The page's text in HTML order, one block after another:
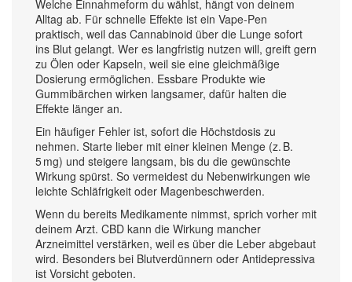
Welche Einnahmeform du wählst, hängt von deinem
Alltag ab. Für schnelle Effekte ist ein Vape‑Pen
praktisch, weil das Cannabinoid über die Lunge sofort
ins Blut gelangt. Wer es langfristig nutzen will, greift gern
zu Ölen oder Kapseln, weil sie eine gleichmäßige
Dosierung ermöglichen. Essbare Produkte wie
Gummibärchen wirken langsamer, dafür halten die
Effekte länger an.
Ein häufiger Fehler ist, sofort die Höchstdosis zu
nehmen. Starte lieber mit einer kleinen Menge (z. B.
5 mg) und steigere langsam, bis du die gewünschte
Wirkung spürst. So vermeidest du Nebenwirkungen wie
leichte Schläfrigkeit oder Magenbeschwerden.
Wenn du bereits Medikamente nimmst, sprich vorher mit
deinem Arzt. CBD kann die Wirkung mancher
Arzneimittel verstärken, weil es über die Leber abgebaut
wird. Besonders bei Blutverdünnern oder Antidepressiva
ist Vorsicht geboten.